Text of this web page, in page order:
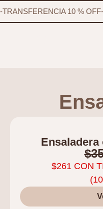
-TRANSFERENCIA 10 % OFF-
$
$261 CON